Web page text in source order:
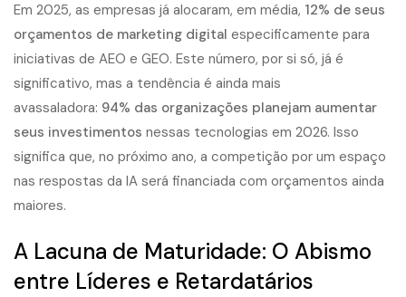
Em 2025, as empresas já alocaram, em média, 12% de seus
orçamentos de marketing digital especificamente para
iniciativas de AEO e GEO. Este número, por si só, já é
significativo, mas a tendência é ainda mais
avassaladora: 94% das organizações planejam aumentar
seus investimentos nessas tecnologias em 2026. Isso
significa que, no próximo ano, a competição por um espaço
nas respostas da IA será financiada com orçamentos ainda
maiores.
A Lacuna de Maturidade: O Abismo
entre Líderes e Retardatários